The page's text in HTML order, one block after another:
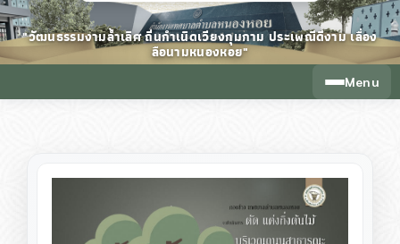
"วัฒนธรรมงามล้ำเลิศ ถิ่นกำเนิดเวียงกุมกาม ประเพณีดีงาม เลื่อง
ลือนามหนองหอย"
Menu